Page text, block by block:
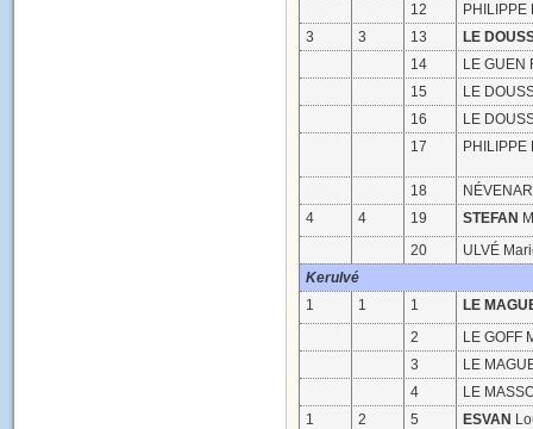
12
PHILIPPE
3
3 13
LE
14
LE GUEN
15
LE
16
LE
17
PHILIPPE
18
4
4 19 STEFAN
20
ULVÉ
Kerulvé
1
1 1
LE
2
LE GOFF
3
LE
4
LE
1
2 5 ESVAN